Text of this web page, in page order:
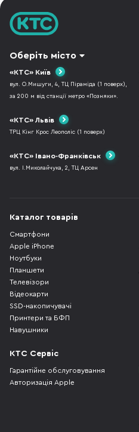
Оберіть місто
«КТС» Київ
вул. О.Мишуги, 4, ТЦ Піраміда (1 поверх),
за 200 м від станції метро «Позняки».
«КТС» Львів
ТРЦ Кінг Крос Леополіс (1 поверх)
«КТС» Івано-Франківськ
вул. І.Миколайчука, 2, ТЦ Арсен
Каталог товарів
Смартфони
Apple iPhone
Ноутбуки
Планшети
Телевізори
Відеокарти
SSD-накопичувачі
Принтери та БФП
Навушники
КТС Сервіс
Гарантійне обслуговування
Авторизація Apple